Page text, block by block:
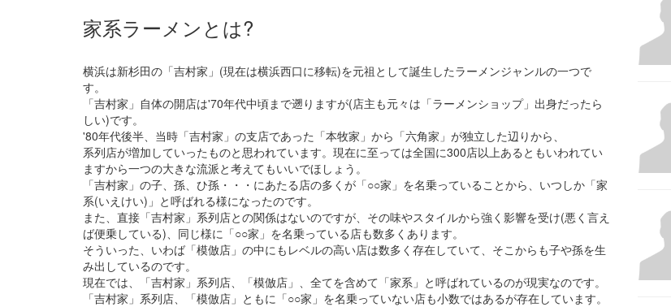
家系ラーメンとは?
横浜は新杉田の「吉村家」(現在は横浜西口に移転)を元祖として誕生したラーメンジャンルの一つで
す。
「吉村家」自体の開店は'70年代中頃まで遡りますが(店主も元々は「ラーメンショップ」出身だったら
しい)です。
'80年代後半、当時「吉村家」の支店であった「本牧家」から「六角家」が独立した辺りから、
系列店が増加していったものと思われています。現在に至っては全国に300店以上あるともいわれてい
ますから一つの大きな流派と考えてもいいでほしょう。
「吉村家」の子、孫、ひ孫・・・にあたる店の多くが「○○家」を名乗っていることから、いつしか「家
系(いえけい)」と呼ばれる様になったのです。
また、直接「吉村家」系列店との関係はないのですが、その味やスタイルから強く影響を受け(悪く言え
ば便乗している)、同じ様に「○○家」を名乗っている店も数多くあります。
そういった、いわば「模倣店」の中にもレベルの高い店は数多く存在していて、そこからも子や孫を生
み出しているのです。
現在では、「吉村家」系列店、「模倣店」、全てを含めて「家系」と呼ばれているのが現実なのです。
「吉村家」系列店、「模倣店」ともに「○○家」を名乗っていない店も小数ではあるが存在しています。